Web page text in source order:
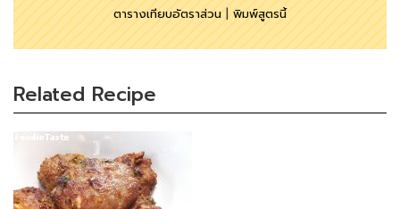
ตารางเทียบอัตราส่วน|พิมพ์สูตรนี้
Related Recipe